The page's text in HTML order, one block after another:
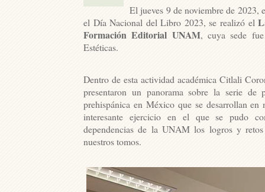
El jueves 9 de noviembre de 2023,
el Día Nacional del Libro 2023, se realizó el
Formación Editorial UNAM, cuya sede
Estéticas.
Dentro de esta actividad académica Citlali
presentaron un panorama sobre la serie de
prehispánica en México que se desarrollan en
interesante ejercicio en el que se pudo
dependencias de la UNAM los logros y
nuestros tomos.